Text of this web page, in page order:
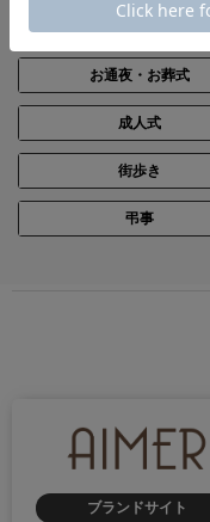
お通夜・お葬式
成人式
街歩き
弔事
ブランドサイト